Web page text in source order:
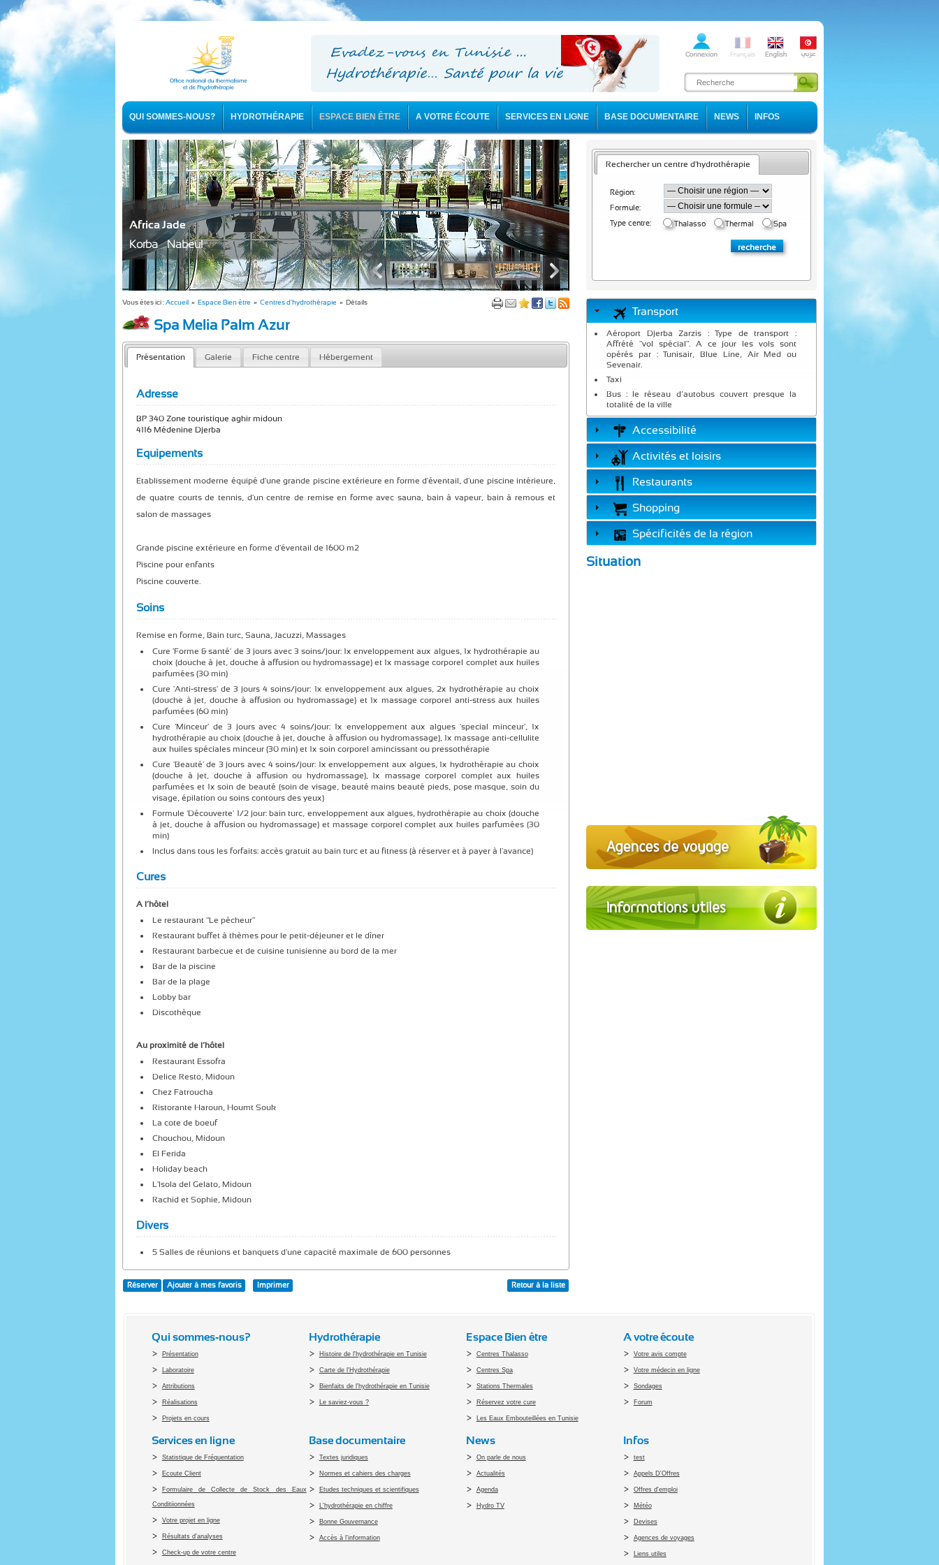
QUI SOMMES-NOUS? HYDROTHÉRAPIE ESPACE BIEN ÊTRE A VOTRE ÉCOUTE SERVICES EN LIGNE BASE DOCUMENTAIRE NEWS INFOS
Africa Jade
Korba - Nabeul
Rechercher un centre d'hydrothérapie
Région:
Formule:
Type centre:
Thalasso Thermal Spa
Transport
Aéroport Djerba Zarzis : Type de transport :
Affrété "vol spécial". A ce jour les vols sont
opérés par : Tunisair, Blue Line, Air Med ou
Sevenair.
Taxi
Bus : le réseau d’autobus couvert presque la
totalité de la ville
Accessibilité
Activités et loisirs
Restaurants
Shopping
Spécificités de la région
Situation
Vous êtes ici :Accueil » Espace Bien être » Centres d'hydrothérapie » Détails
Spa Melia Palm Azur
Présentation Galerie Fiche centre Hébergement
Adresse
BP 340 Zone touristique aghir midoun
4116 Médenine Djerba
Equipements
Etablissement moderne équipé d'une grande piscine extérieure en forme d'éventail, d'une piscine intérieure,
de quatre courts de tennis, d'un centre de remise en forme avec sauna, bain à vapeur, bain à remous et
salon de massages
Grande piscine extérieure en forme d'éventail de 1600 m2
Piscine pour enfants
Piscine couverte.
Soins
Remise en forme, Bain turc, Sauna, Jacuzzi, Massages
Cure 'Forme & santé' de 3 jours avec 3 soins/jour: 1x enveloppement aux algues, 1x hydrothérapie au
choix (douche à jet, douche à affusion ou hydromassage) et 1x massage corporel complet aux huiles
parfumées (30 min)
Cure 'Anti-stress' de 3 jours 4 soins/jour: 1x enveloppement aux algues, 2x hydrothérapie au choix
(douche à jet, douche à affusion ou hydromassage) et 1x massage corporel anti-stress aux huiles
parfumées (60 min)
Cure 'Minceur' de 3 jours avec 4 soins/jour: 1x enveloppement aux algues 'special minceur', 1x
hydrothérapie au choix (douche à jet, douche à affusion ou hydromassage), 1x massage anti-cellulite
aux huiles spéciales minceur (30 min) et 1x soin corporel amincissant ou pressothérapie
Cure 'Beauté' de 3 jours avec 4 soins/jour: 1x enveloppement aux algues, 1x hydrothérapie au choix
(douche à jet, douche à affusion ou hydromassage), 1x massage corporel complet aux huiles
parfumées et 1x soin de beauté (soin de visage, beauté mains beauté pieds, pose masque, soin du
visage, épilation ou soins contours des yeux)
Formule 'Découverte' 1/2 jour: bain turc, enveloppement aux algues, hydrothérapie au choix (douche
à jet, douche à affusion ou hydromassage) et massage corporel complet aux huiles parfumées (30
min)
Inclus dans tous les forfaits: accès gratuit au bain turc et au fitness (à réserver et à payer à l'avance)
Cures
A l’hôtel
Le restaurant "Le pêcheur"
Restaurant buffet à thèmes pour le petit-déjeuner et le dîner
Restaurant barbecue et de cuisine tunisienne au bord de la mer
Bar de la piscine
Bar de la plage
Lobby bar
Discothèque
Au proximité de l’hôtel
Restaurant Essofra
Delice Resto, Midoun
Chez Fatroucha
Ristorante Haroun, Houmt Souk
La cote de boeuf
Chouchou, Midoun
El Ferida
Holiday beach
L'Isola del Gelato, Midoun
Rachid et Sophie, Midoun
Divers
5 Salles de réunions et banquets d'une capacité maximale de 600 personnes
Réserver Ajouter à mes favoris Imprimer Retour à la liste
Qui sommes-nous?
Présentation
Laboratoire
Attributions
Réalisations
Projets en cours
Hydrothérapie
Histoire de l'hydrothérapie en Tunisie
Carte de l'Hydrothérapie
Bienfaits de l'hydrothérapie en Tunisie
Le saviez-vous ?
Espace Bien être
Centres Thalasso
Centres Spa
Stations Thermales
Réservez votre cure
Les Eaux Embouteillées en Tunisie
A votre écoute
Votre avis compte
Votre médecin en ligne
Sondages
Forum
Services en ligne
Statistique de Fréquentation
Ecoute Client
Formulaire de Collecte de Stock des Eaux
Conditiionnées
Votre projet en ligne
Résultats d'analyses
Check-up de votre centre
Base documentaire
Textes juridiques
Normes et cahiers des charges
Etudes techniques et scientifiques
L'hydrothérapie en chiffre
Bonne Gouvernance
Accès à l’information
News
On parle de nous
Actualités
Agenda
Hydro TV
Infos
test
Appels D'Offres
Offres d'emploi
Météo
Devises
Agences de voyages
Liens utiles